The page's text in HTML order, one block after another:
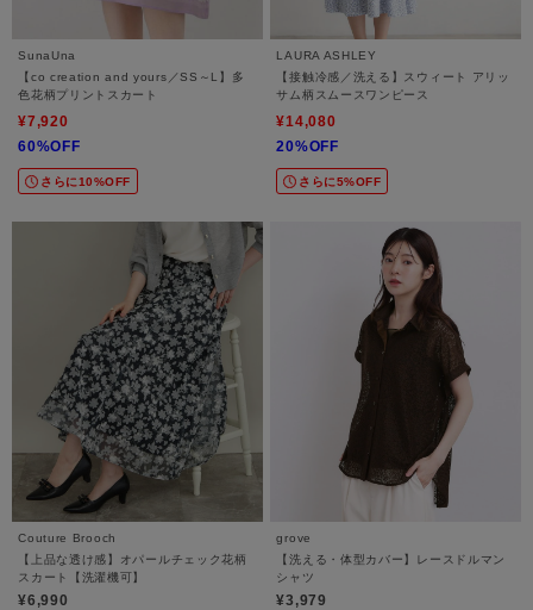
SunaUna
【co creation and yours／SS～L】多
色花柄プリントスカート
¥7,920
60%OFF
さらに10%OFF
LAURA ASHLEY
【接触冷感／洗える】スウィート アリッ
サム柄スムースワンピース
¥14,080
20%OFF
さらに5%OFF
Couture Brooch
【上品な透け感】オパールチェック花柄
スカート【洗濯機可】
¥6,990
grove
【洗える・体型カバー】レースドルマン
シャツ
¥3,979